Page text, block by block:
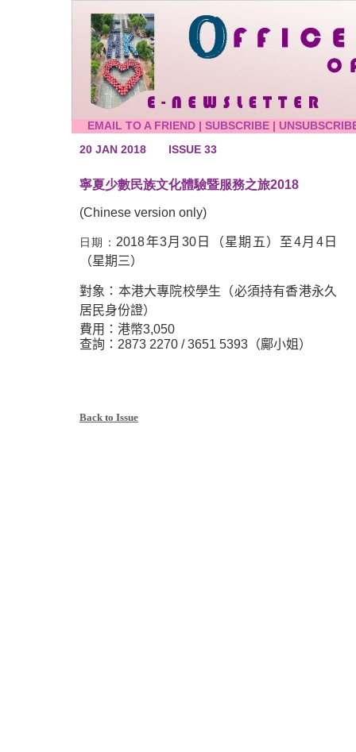
EMAIL TO A FRIEND | SUBSCRIBE |
20 JAN 2018
ISSUE 33
寧夏少數民族文化體驗暨服務之旅2018
(Chinese version only)
日期： 2018年3月 30日 （星期五） 至4月 4日
（星期三）
對象 ：本港大專院校學生 （必須持有香港永久
居 民身份證）
費用：港幣3,050
查詢 ： 2873 2270 / 3651 5393 （鄺小姐 ）
Back to Issue